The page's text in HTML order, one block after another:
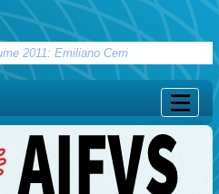
2011: Emiliano Cerri